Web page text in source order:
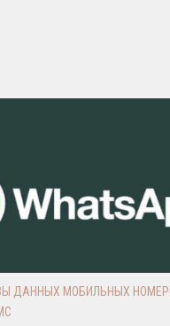
ДАННЫХ МОБИЛЬНЫХ